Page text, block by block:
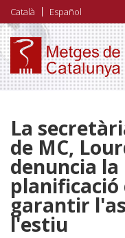
Vés
al
contingut
Català Español
La
de MC,
denuncia la
planificació
garantir
l'estiu